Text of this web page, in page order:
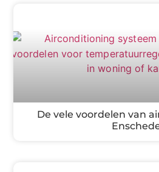
De vele voordelen van